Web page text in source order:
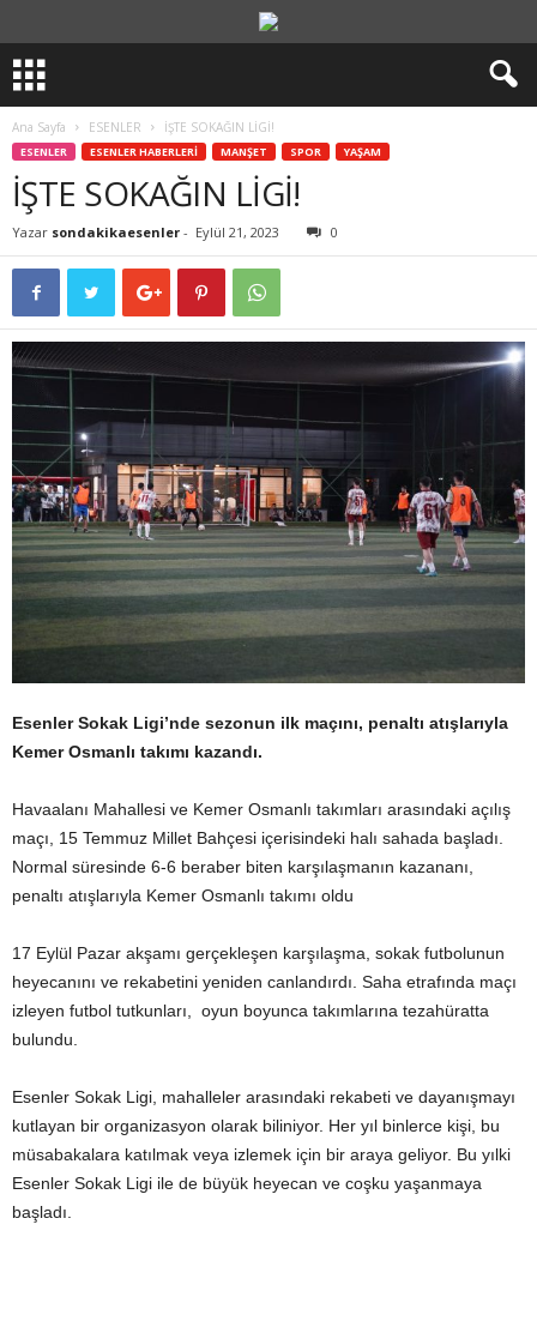
Ana Sayfa ESENLER İŞTE SOKAĞIN LİGİ!
ESENLER ESENLER HABERLERİ MANŞET SPOR YAŞAM
İŞTE SOKAĞIN LİGİ!
Yazar sondakikaesenler - Eylül 21, 2023 0
Esenler Sokak Ligi’nde sezonun ilk maçını, penaltı atışlarıyla
Kemer Osmanlı takımı kazandı.
Havaalanı Mahallesi ve Kemer Osmanlı takımları arasındaki açılış
maçı, 15 Temmuz Millet Bahçesi içerisindeki halı sahada başladı.
Normal süresinde 6-6 beraber biten karşılaşmanın kazananı,
penaltı atışlarıyla Kemer Osmanlı takımı oldu
17 Eylül Pazar akşamı gerçekleşen karşılaşma, sokak futbolunun
heyecanını ve rekabetini yeniden canlandırdı. Saha etrafında maçı
izleyen futbol tutkunları, oyun boyunca takımlarına tezahüratta
bulundu.
Esenler Sokak Ligi, mahalleler arasındaki rekabeti ve dayanışmayı
kutlayan bir organizasyon olarak biliniyor. Her yıl binlerce kişi, bu
müsabakalara katılmak veya izlemek için bir araya geliyor. Bu yılki
Esenler Sokak Ligi ile de büyük heyecan ve coşku yaşanmaya
başladı.